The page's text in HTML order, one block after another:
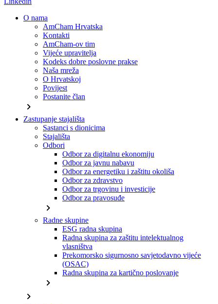
O nama
AmCham Hrvatska
Kontakti
AmCham-ov tim
Vijeće upravitelja
Kodeks dobre poslovne prakse
Naša mreža
O Hrvatskoj
Povijest
Postanite član
chevron_right
Zastupanje stajališta
Sastanci s dionicima
Stajališta
Odbori
Odbor za digitalnu ekonomiju
Odbor za javnu nabavu
Odbor za energetiku i zaštitu okoliša
Odbor za zdravstvo
Odbor za trgovinu i investicije
Odbor za pravosuđe
chevron_right
Radne skupine
ESG radna skupina
Radna skupina za zaštitu intelektualnog
vlasništva
Prekomorsko sigurnosno savjetodavno vijeće
(OSAC)
Radna skupina za kartično poslovanje
chevron_right
chevron_right